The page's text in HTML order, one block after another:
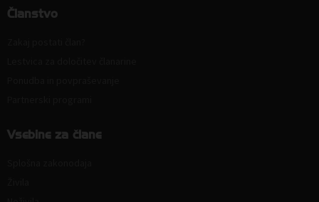
Članstvo
Vsebine za člane